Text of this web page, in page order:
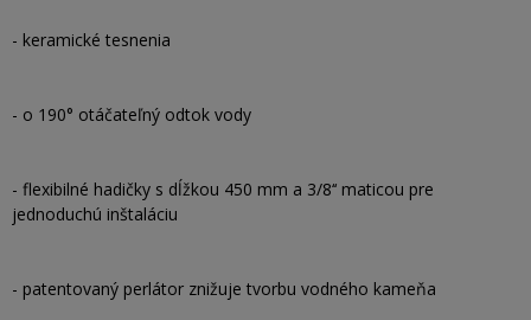
- keramické tesnenia
- o 190° otáčateľný odtok vody
- flexibilné hadičky s dĺžkou 450 mm a 3/8‘‘ maticou pre
jednoduchú inštaláciu
- patentovaný perlátor znižuje tvorbu vodného kameňa